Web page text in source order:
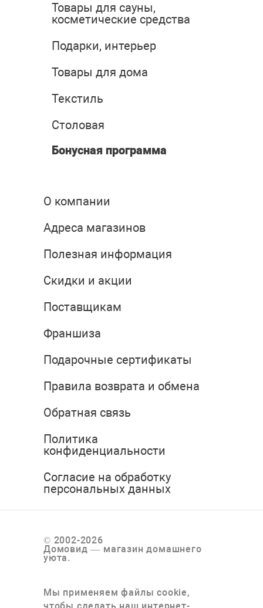
Товары для сауны,
косметические средства
Подарки, интерьер
Товары для дома
Текстиль
Столовая
Бонусная программа
О компании
Адреса магазинов
Полезная информация
Скидки и акции
Поставщикам
Франшиза
Подарочные сертификаты
Правила возврата и обмена
Обратная связь
Политика
конфиденциальности
Согласие на обработку
персональных данных
© 2002-2026
Домовид — магазин домашнего
уюта.
Мы применяем файлы cookie,